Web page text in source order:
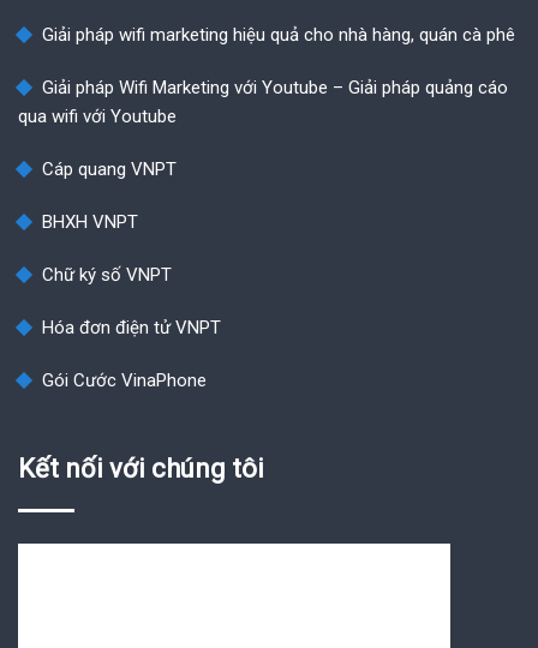
Giải pháp wifi marketing hiệu quả cho nhà hàng, quán cà phê
Giải pháp Wifi Marketing với Youtube – Giải pháp quảng cáo
qua wifi với Youtube
Cáp quang VNPT
BHXH VNPT
Chữ ký số VNPT
Hóa đơn điện tử VNPT
Gói Cước VinaPhone
Kết nối với chúng tôi